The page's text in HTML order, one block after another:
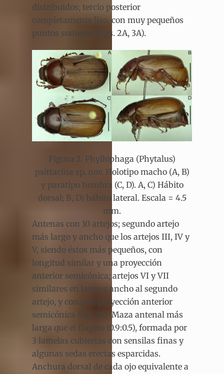
distribuidos; tercio posterior
completamente liso, con muy pequeños
puntos someros (figs. 2A, 3A).
Figura 2. Phyllophaga (Phytalus)
psittacina sp. nov. Holotipo macho (A, B)
y paratipo hembra (C, D). A, C) Hábito
dorsal; B, D) hábito lateral. Escala = 4.5
mm.
Antenas con 10 artejos; segundo artejo
más largo y ancho que los artejos III, IV y
V, siendo éstos más pequeños, con
longitud similar y una proyección
anterior semicónica; artejos VI y VII
similares en largo y ancho al segundo
artejo, y con una proyección anterior
semicónica (fig. 3A). Maza antenal más
larga que el flagelo (0.9:0.5), formada por
3 lamelas cubiertas con sensilas finas y
algunas sedas erectas esparcidas.
Anchura dorsal de cada ojo equivalente a